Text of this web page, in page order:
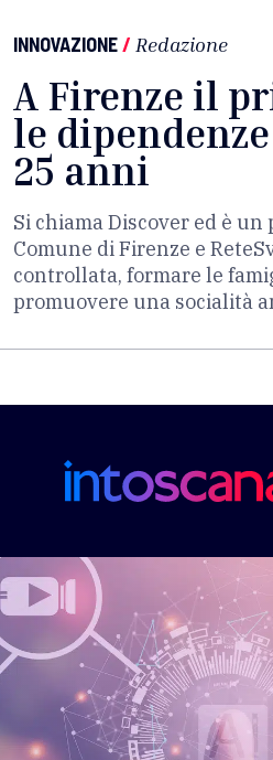
INNOVAZIONE/ Redazione
A Firenze il
le
25 anni
Si chiama Discover ed è
Comune di Firenze e
controllata, formare le
promuovere una socialità